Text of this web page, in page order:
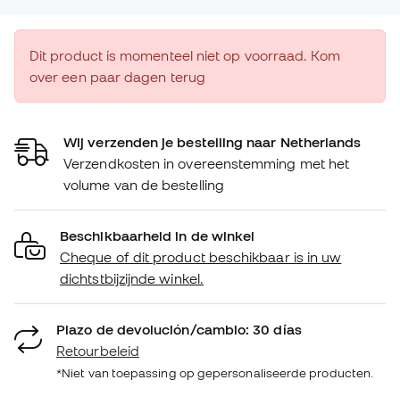
Dit product is momenteel niet op voorraad. Kom
over een paar dagen terug
Wij verzenden je bestelling naar Netherlands
Verzendkosten in overeenstemming met het
volume van de bestelling
Beschikbaarheid in de winkel
Cheque of dit product beschikbaar is in uw
dichtstbijzijnde winkel.
Plazo de devolución/cambio: 30 días
Retourbeleid
*Niet van toepassing op gepersonaliseerde producten.